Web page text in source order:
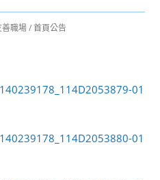
善職場 / 首頁公告
01
01